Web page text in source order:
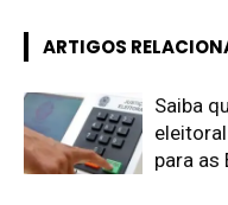
ARTIGOS
Saiba
para as